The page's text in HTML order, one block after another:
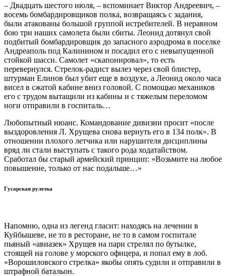
– Двадцать шестого июля, – вспоминает Виктор Андреевич, –
восемь бомбардировщиков полка, возвращаясь с задания,
были атакованы большой группой истребителей. В неравном
бою три наших самолета были сбиты. Леонид дотянул свой
подбитый бомбардировщик до запасного аэродрома в поселке
Андреаполь под Калинином и посадил его с невыпущенной
стойкой шасси. Самолет «скапонировал», то есть
перевернулся. Стрелок-радист вылез через свой блистер,
штурман Елинов был убит еще в воздухе, а Леонид около часа
висел в сжатой кабине вниз головой. С помощью механиков
его с трудом вытащили из кабины и с тяжелым переломом
ноги отправили в госпиталь…
Любопытный нюанс. Командование дивизии просит «после
выздоровления Л. Хрущева снова вернуть его в 134 полк». В
отношении плохого летчика или нарушителя дисциплины
вряд ли стали выступать с такого рода ходатайством.
Сработал бы старый армейский принцип: «Возьмите на любое
повышение, только от нас подальше…»
Гусарская рулетка
Напомню, одна из легенд гласит: находясь на лечении в
Куйбышеве, не то в ресторане, не то в самом госпитале
пьяный «авиазек» Хрущев на пари стрелял по бутылке,
стоящей на голове у морского офицера, и попал ему в лоб.
«Ворошиловского стрелка» якобы опять судили и отправили в
штрафной батальон.